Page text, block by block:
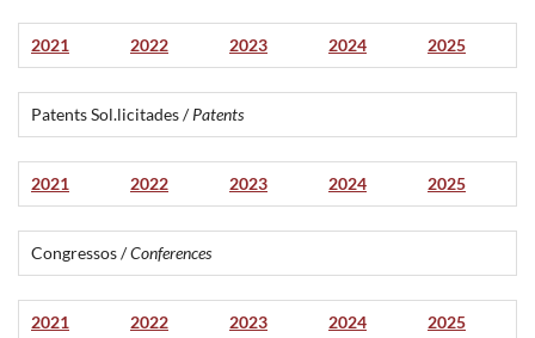
2021 2022 2023 2024 2025
Patents Sol.licitades /Patents
2021 2022 2023 2024 2025
Congressos /Conferences
2021 2022 2023 2024 2025